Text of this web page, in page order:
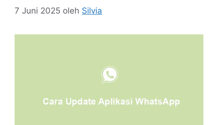
7 Juni 2025 oleh Silvia